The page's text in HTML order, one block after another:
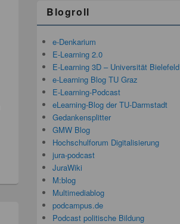
Blogroll
e-Denkarium
E-Learning 2.0
E-Learning 3D – Universität Bielefeld
e-Learning Blog TU Graz
E-Learning-Podcast
eLearning-Blog der TU-Darmstadt
Gedankensplitter
GMW Blog
Hochschulforum Digitalisierung
jura-podcast
JuraWiki
M:blog
Multimediablog
podcampus.de
Podcast politische Bildung